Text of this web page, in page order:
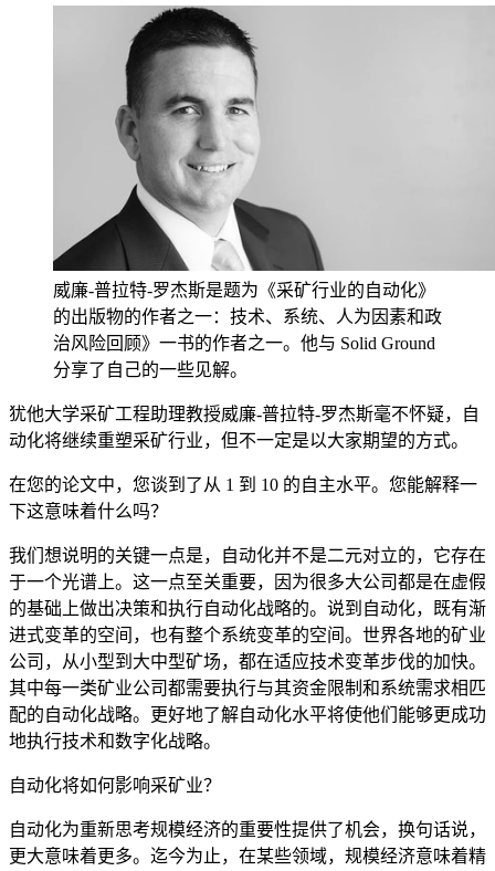
威廉-普拉特-罗杰斯是题为《采矿行业的自动化》
的出版物的作者之一：技术、系统、人为因素和政
治风险回顾》一书的作者之一。他与 Solid Ground
分享了自己的一些见解。
犹他大学采矿工程助理教授威廉-普拉特-罗杰斯毫不怀疑，自
动化将继续重塑采矿行业，但不一定是以大家期望的方式。
在您的论文中，您谈到了从 1 到 10 的自主水平。您能解释一
下这意味着什么吗？
我们想说明的关键一点是，自动化并不是二元对立的，它存在
于一个光谱上。这一点至关重要，因为很多大公司都是在虚假
的基础上做出决策和执行自动化战略的。说到自动化，既有渐
进式变革的空间，也有整个系统变革的空间。世界各地的矿业
公司，从小型到大中型矿场，都在适应技术变革步伐的加快。
其中每一类矿业公司都需要执行与其资金限制和系统需求相匹
配的自动化战略。更好地了解自动化水平将使他们能够更成功
地执行技术和数字化战略。
自动化将如何影响采矿业？
自动化为重新思考规模经济的重要性提供了机会，换句话说，
更大意味着更多。迄今为止，在某些领域，规模经济意味着精